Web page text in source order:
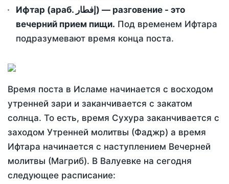
Ифтар (араб. إفطار) — разговение - это
вечерний прием пищи. Под временем Ифтара
подразумевают время конца поста.
Время поста в Исламе начинается с восходом
утренней зари и заканчивается с закатом
солнца. То есть, время Сухура заканчивается с
заходом Утренней молитвы (Фаджр) а время
Ифтара начинается с наступлением Вечерней
молитвы (Магриб). В Валуевке на сегодня
следующее расписание: